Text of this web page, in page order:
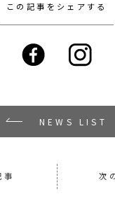
この記事をシェアする
NEWS LIST
事 次